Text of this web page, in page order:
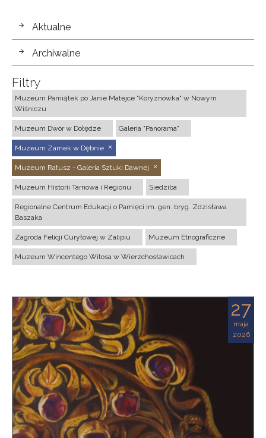
wystawy
Aktualne
Archiwalne
Filtry
Muzeum Pamiątek po Janie Matejce "Koryznówka" w Nowym
Wiśniczu
Muzeum Dwór w Dołędze Galeria "Panorama"
Muzeum Zamek w Dębnie
Muzeum Ratusz - Galeria Sztuki Dawnej
Muzeum Historii Tarnowa i Regionu Siedziba
Regionalne Centrum Edukacji o Pamięci im. gen. bryg. Zdzisława
Baszaka
Zagroda Felicji Curyłowej w Zalipiu Muzeum Etnograficzne
Muzeum Wincentego Witosa w Wierzchosławicach
27
maja
2026